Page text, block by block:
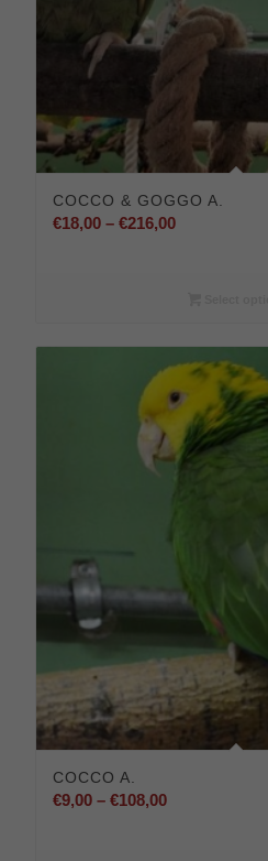
COCCO & GOGGO A.
€18,00 –€216,00Preisspanne:
COCCO A.
€9,00 –€108,00Preisspanne: